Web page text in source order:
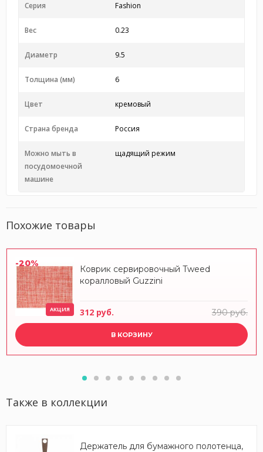
Серия Fashion
Вес 0.23
Диаметр 9.5
Толщина (мм) 6
Цвет кремовый
Страна бренда Россия
Можно мыть в
посудомоечной
машине
щадящий режим
Похожие товары
-20%
АКЦИЯ
Коврик сервировочный Tweed
коралловый Guzzini
312 руб. 390 руб.
В КОРЗИНУ
Также в коллекции
Держатель для бумажного полотенца,